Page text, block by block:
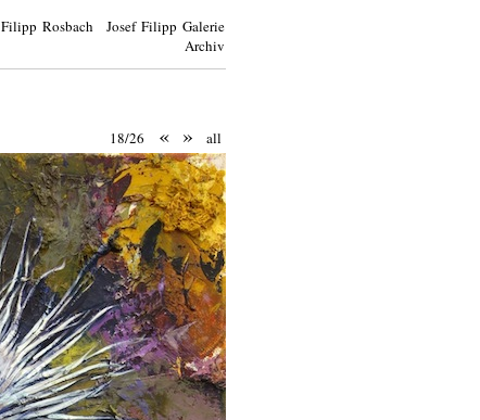
Filipp Rosbach Josef Filipp Galerie
Archiv
18/26 « » all